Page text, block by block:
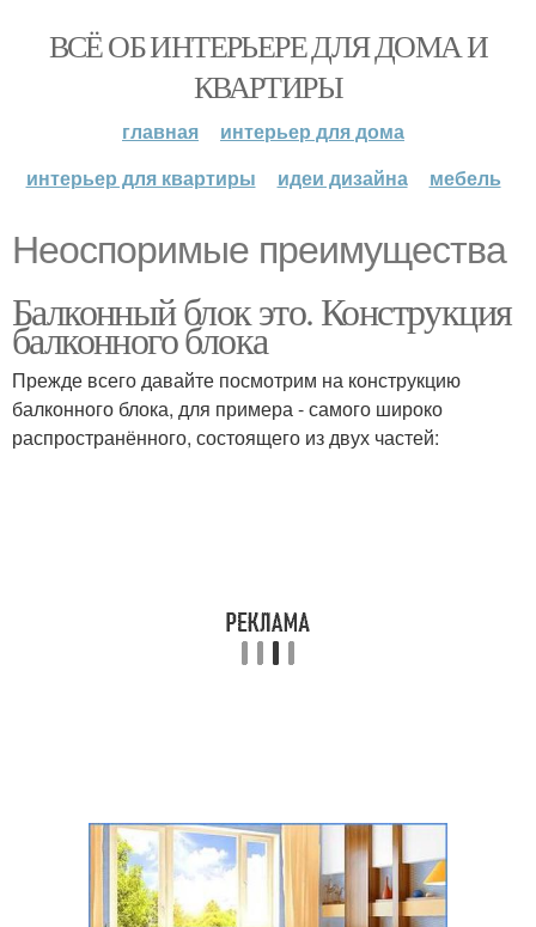
ВСЁ ОБ ИНТЕРЬЕРЕ ДЛЯ ДОМА И
КВАРТИРЫ
главная
интерьер для дома
интерьер для квартиры
идеи дизайна мебель
Неоспоримые преимущества
Балконный блок это. Конструкция
балконного блока
Прежде всего давайте посмотрим на конструкцию
балконного блока, для примера - самого широко
распространённого, состоящего из двух частей: